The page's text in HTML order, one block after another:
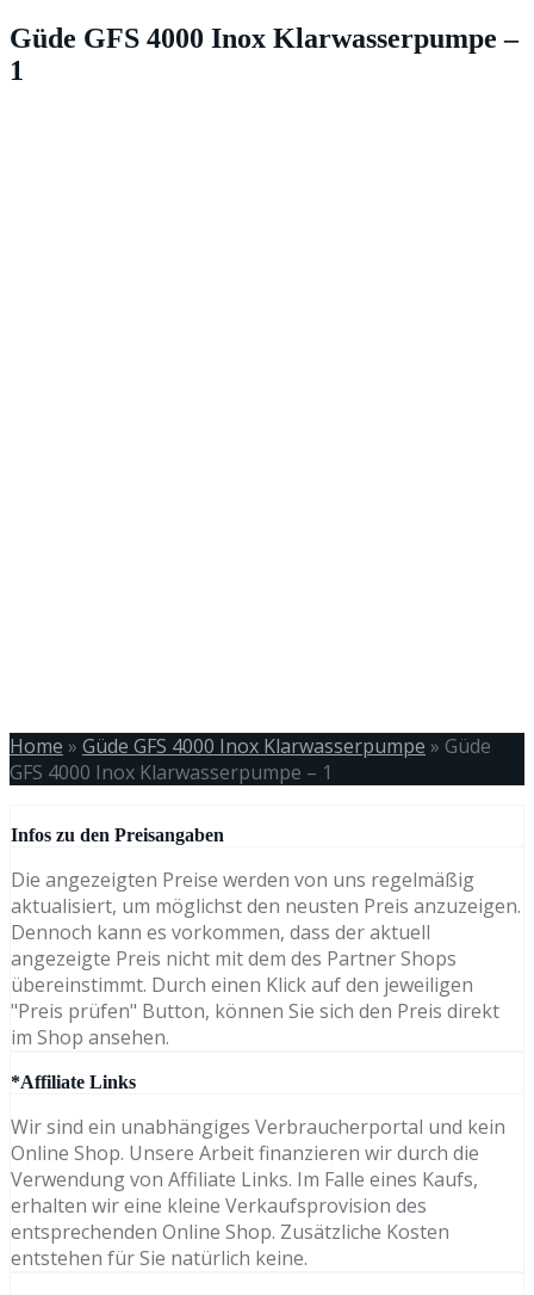
Güde GFS 4000 Inox Klarwasserpumpe –
1
Home » Güde GFS 4000 Inox Klarwasserpumpe » Güde
GFS 4000 Inox Klarwasserpumpe – 1
Infos zu den Preisangaben
Die angezeigten Preise werden von uns regelmäßig
aktualisiert, um möglichst den neusten Preis anzuzeigen.
Dennoch kann es vorkommen, dass der aktuell
angezeigte Preis nicht mit dem des Partner Shops
übereinstimmt. Durch einen Klick auf den jeweiligen
"Preis prüfen" Button, können Sie sich den Preis direkt
im Shop ansehen.
*Affiliate Links
Wir sind ein unabhängiges Verbraucherportal und kein
Online Shop. Unsere Arbeit finanzieren wir durch die
Verwendung von Affiliate Links. Im Falle eines Kaufs,
erhalten wir eine kleine Verkaufsprovision des
entsprechenden Online Shop. Zusätzliche Kosten
entstehen für Sie natürlich keine.